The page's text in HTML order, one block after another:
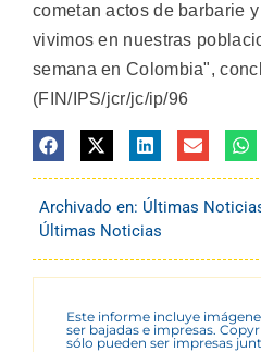
cometan actos de barbarie
vivimos en nuestras
semana en Colombia",
(FIN/IPS/jcr/jc/ip/96
Archivado en: Últimas
Últimas Noticias
Este informe incluye
ser bajadas e impresas.
sólo pueden ser impresas